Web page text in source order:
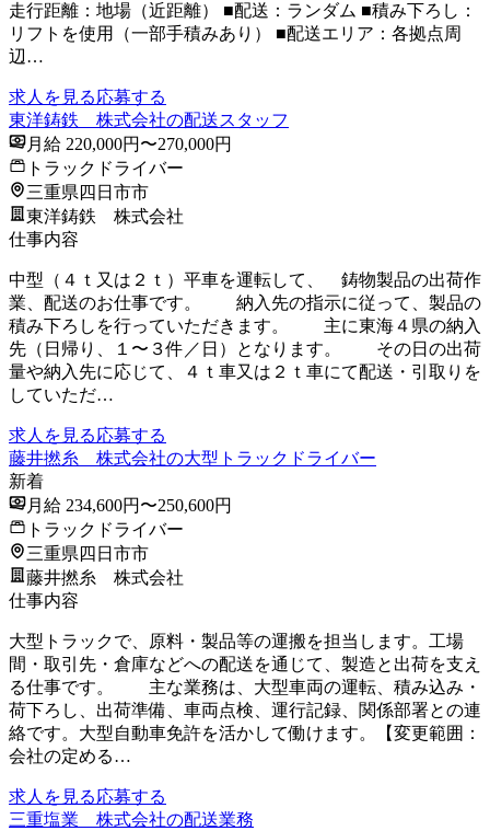
走行距離：地場（近距離） ■配送：ランダム ■積み下ろし：
リフトを使用（一部手積みあり） ■配送エリア：各拠点周
辺…
求人を見る応募する
東洋鋳鉄 株式会社の配送スタッフ
月給 220,000円〜270,000円
トラックドライバー
三重県四日市市
東洋鋳鉄 株式会社
仕事内容
中型（４ｔ又は２ｔ）平車を運転して、 鋳物製品の出荷作
業、配送のお仕事です。 納入先の指示に従って、製品の
積み下ろしを行っていただきます。 主に東海４県の納入
先（日帰り、１〜３件／日）となります。 その日の出荷
量や納入先に応じて、４ｔ車又は２ｔ車にて配送・引取りを
していただ…
求人を見る応募する
藤井撚糸 株式会社の大型トラックドライバー
新着
月給 234,600円〜250,600円
トラックドライバー
三重県四日市市
藤井撚糸 株式会社
仕事内容
大型トラックで、原料・製品等の運搬を担当します。工場
間・取引先・倉庫などへの配送を通じて、製造と出荷を支え
る仕事です。 主な業務は、大型車両の運転、積み込み・
荷下ろし、出荷準備、車両点検、運行記録、関係部署との連
絡です。大型自動車免許を活かして働けます。【変更範囲：
会社の定める…
求人を見る応募する
三重塩業 株式会社の配送業務